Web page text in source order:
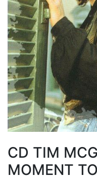
CD TIM
MOMENT